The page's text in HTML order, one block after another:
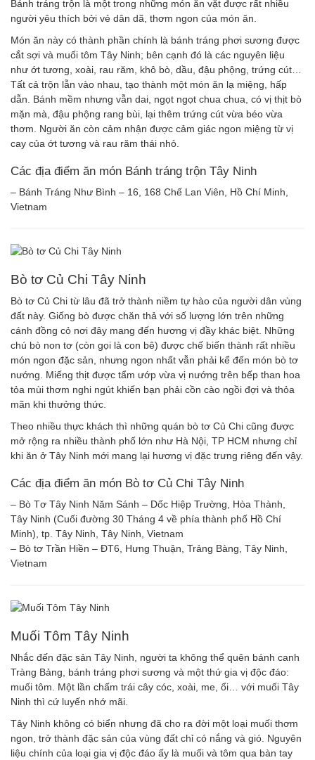
Bánh tráng trộn là một trong những món ăn vặt được rất nhiều
người yêu thích bởi vẻ dân dã, thơm ngon của món ăn.
Món ăn này có thành phần chính là bánh tráng phơi sương được
cắt sợi và muối tôm Tây Ninh; bên cạnh đó là các nguyên liệu
như ớt tương, xoài, rau răm, khô bò, dầu, đậu phộng, trứng cút…
Tất cả trộn lẫn vào nhau, tạo thành một món ăn lạ miệng, hấp
dẫn. Bánh mềm nhưng vẫn dai, ngọt ngọt chua chua, có vị thịt bò
mặn mà, đậu phộng rang bùi, lại thêm trứng cút vừa béo vừa
thơm. Người ăn còn cảm nhận được cảm giác ngon miệng từ vị
cay của ớt tương và rau răm thái nhỏ.
Các địa điểm ăn món Bánh tráng trộn Tây Ninh
– Bánh Tráng Như Bình – 16, 168 Chế Lan Viên, Hồ Chí Minh,
Vietnam
Bò tơ Củ Chi Tây Ninh
Bò tơ Củ Chi từ lâu đã trở thành niềm tự hào của người dân vùng
đất này. Giống bò được chăn thả với số lượng lớn trên những
cánh đồng cỏ nơi đây mang đến hương vị đầy khác biệt. Những
chú bò non tơ (còn gọi là con bê) được chế biến thành rất nhiều
món ngon đặc sản, nhưng ngon nhất vẫn phải kể đến món bò tơ
nướng. Miếng thịt được tẩm ướp vừa vị nướng trên bếp than hoa
tỏa mùi thơm nghi ngút khiến bạn phải cồn cào ngồi đợi và thỏa
mãn khi thưởng thức.
Theo nhiều thực khách thì những quán bò tơ Củ Chi cũng được
mở rộng ra nhiều thành phố lớn như Hà Nội, TP HCM nhưng chỉ
khi ăn ở Tây Ninh mới mang lại hương vị đặc trưng riêng đến vậy.
Các địa điểm ăn món Bò tơ Củ Chi Tây Ninh
– Bò Tơ Tây Ninh Năm Sánh – Dốc Hiệp Trường, Hòa Thành,
Tây Ninh (Cuối đường 30 Tháng 4 về phía thành phố Hồ Chí
Minh), tp. Tây Ninh, Tây Ninh, Vietnam
– Bò tơ Trần Hiền – ĐT6, Hưng Thuận, Trảng Bàng, Tây Ninh,
Vietnam
Muối Tôm Tây Ninh
Nhắc đến đặc sản Tây Ninh, người ta không thể quên bánh canh
Tràng Bảng, bánh tráng phơi sương và một thứ gia vị độc đáo:
muối tôm. Một lần chấm trái cây cóc, xoài, me, ổi… với muối Tây
Ninh thì cứ luyến nhớ mãi.
Tây Ninh không có biển nhưng đã cho ra đời một loại muối thơm
ngon, trở thành đặc sản của vùng đất chỉ có nắng và gió. Nguyên
liệu chính của loại gia vị độc đáo ấy là muối và tôm qua bàn tay